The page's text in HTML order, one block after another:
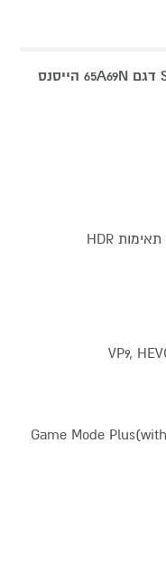
טלוויזיה "65 SMART TV 4K Ultra HD דגם 65A69N הייסנס